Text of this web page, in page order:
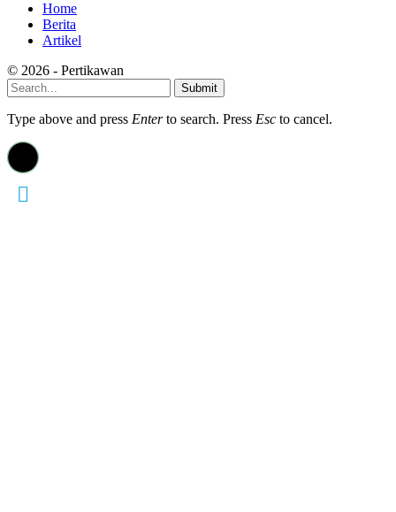
Home
Berita
Artikel
© 2026 - Pertikawan
Submit
Type above and press Enterto search. Press Esc to cancel.